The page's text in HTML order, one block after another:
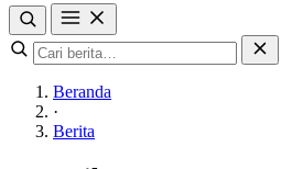
Beranda
·
Berita